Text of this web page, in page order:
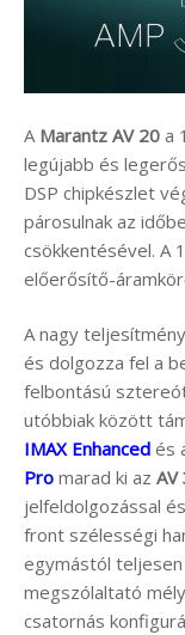
A Marantz AV 20 a
legújabb és
DSP chipkészlet
párosulnak az
csökkentésével. A
előerősítő-
A nagy
és dolgozza fel a
felbontású
utóbbiak között
IMAX Enhanced és
Pro marad ki az AV
jelfeldolgozással
front szélességi
egymástól
megszólaltató
csatornás